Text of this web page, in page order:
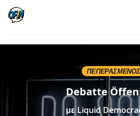
ΠΕΠΕΡΑΣΜΈΝΟΣ
Debatte
με Liquid